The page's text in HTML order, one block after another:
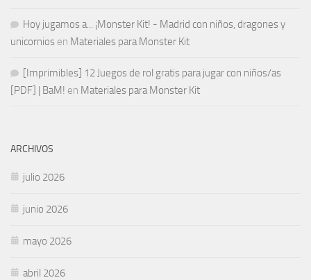
Hoy jugamos a... ¡Monster Kit! - Madrid con niños, dragones y
unicornios en Materiales para Monster Kit
[Imprimibles] 12 Juegos de rol gratis para jugar con niños/as
[PDF] | BaM! en Materiales para Monster Kit
ARCHIVOS
julio 2026
junio 2026
mayo 2026
abril 2026